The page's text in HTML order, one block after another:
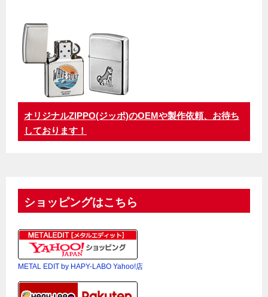
オリジナルZIPPO(ジッポ)のOEMや製作依頼、お待ち
しております！
ショッピングはこちら
METAL EDIT by HAPY-LABO Yahoo!店